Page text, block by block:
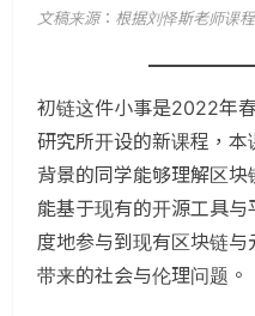
文稿来源： 根据刘怿斯老师课
初链这件小事是2022年
研究所开设的新课程，
背景的同学能够理解区
能基于现有的开源工具
度地参与到现有区块链
带来的社会与伦理问题。